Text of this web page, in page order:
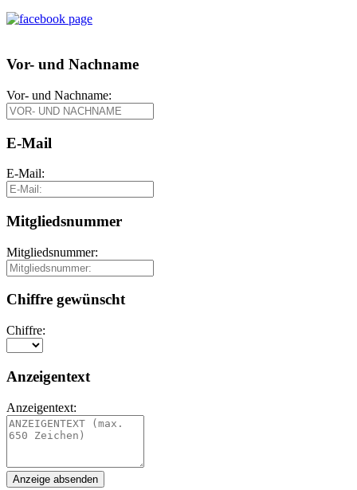
Vor- und Nachname
Vor- und Nachname:
E-Mail
E-Mail:
Mitgliedsnummer
Mitgliedsnummer:
Chiffre gewünscht
Chiffre:
Anzeigentext
Anzeigentext: